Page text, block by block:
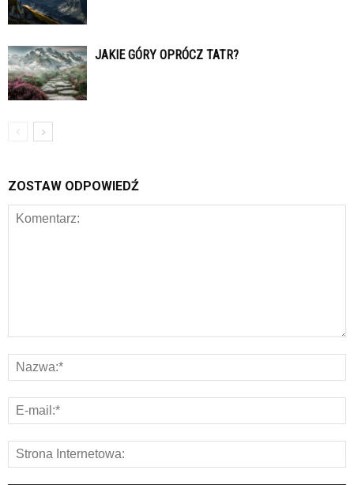
JAKIE GÓRY OPRÓCZ TATR?
ZOSTAW ODPOWIEDŹ